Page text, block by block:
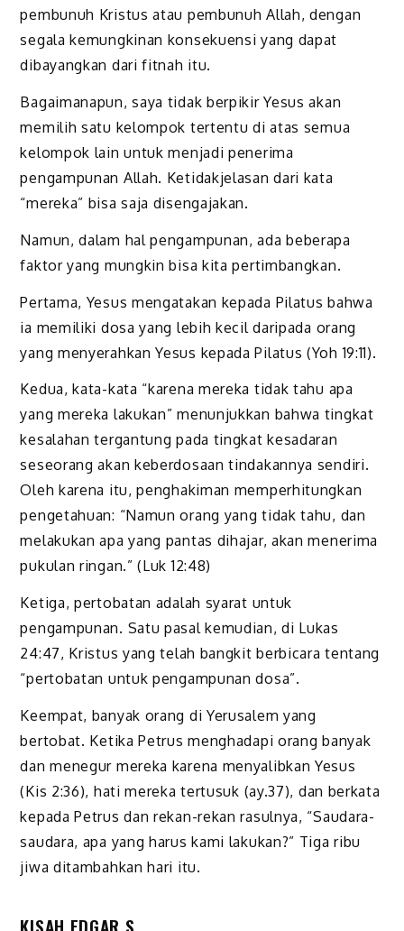
pembunuh Kristus atau pembunuh Allah, dengan
segala kemungkinan konsekuensi yang dapat
dibayangkan dari fitnah itu.
Bagaimanapun, saya tidak berpikir Yesus akan
memilih satu kelompok tertentu di atas semua
kelompok lain untuk menjadi penerima
pengampunan Allah. Ketidakjelasan dari kata
“mereka” bisa saja disengajakan.
Namun, dalam hal pengampunan, ada beberapa
faktor yang mungkin bisa kita pertimbangkan.
Pertama, Yesus mengatakan kepada Pilatus bahwa
ia memiliki dosa yang lebih kecil daripada orang
yang menyerahkan Yesus kepada Pilatus (Yoh 19:11).
Kedua, kata-kata “karena mereka tidak tahu apa
yang mereka lakukan” menunjukkan bahwa tingkat
kesalahan tergantung pada tingkat kesadaran
seseorang akan keberdosaan tindakannya sendiri.
Oleh karena itu, penghakiman memperhitungkan
pengetahuan: “Namun orang yang tidak tahu, dan
melakukan apa yang pantas dihajar, akan menerima
pukulan ringan.” (Luk 12:48)
Ketiga, pertobatan adalah syarat untuk
pengampunan. Satu pasal kemudian, di Lukas
24:47, Kristus yang telah bangkit berbicara tentang
“pertobatan untuk pengampunan dosa”.
Keempat, banyak orang di Yerusalem yang
bertobat. Ketika Petrus menghadapi orang banyak
dan menegur mereka karena menyalibkan Yesus
(Kis 2:36), hati mereka tertusuk (ay.37), dan berkata
kepada Petrus dan rekan-rekan rasulnya, “Saudara-
saudara, apa yang harus kami lakukan?” Tiga ribu
jiwa ditambahkan hari itu.